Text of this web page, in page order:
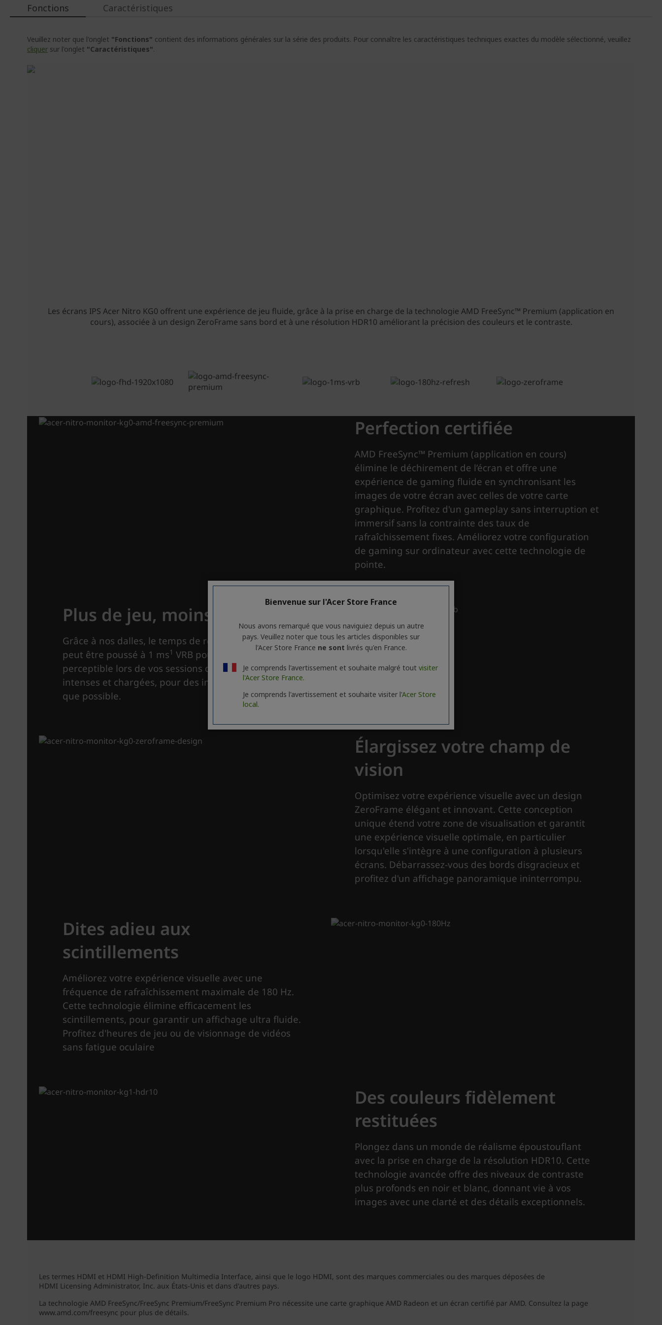
Fonctions
Veuillez noter que l'onglet "Fonctions" contient des informations générales sur la série des produits. Pour connaître les caractéristiques techniques exactes du modèle sélectionné, veuillez
cliquer sur l'onglet "Caractéristiques".
Caractéristiques
Bienvenue sur l'Acer Store France
Nous avons remarqué que vous naviguiez depuis un autre
pays. Veuillez noter que tous les articles disponibles sur
l'Acer Store France ne sont livrés qu'en France.
Je comprends l'avertissement et souhaite malgré tout visiter
l'Acer Store France.
Je comprends l'avertissement et souhaite visiter l'Acer Store
local.